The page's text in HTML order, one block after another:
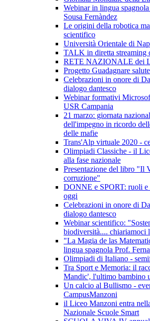
Webinar in lingua
Sousa Fernàndez
Le origini della robotica
scientifico
Università Orientale di
TALK in diretta
RETE NAZIONALE dei
Progetto Guadagnare
Celebrazioni in onore di
dialogo dantesco
Webinar formativi
USR Campania
21 marzo: giornata
dell'impegno in ricordo
delle mafie
Trans'Alp virtuale 2020 -
Olimpiadi Classiche - il
alla fase nazionale
Presentazione del libro "Il
corruzione"
DONNE e SPORT: ruoli e
oggi
Celebrazioni in onore di
dialogo dantesco
Webinar scientifico:
biodiversità.... chiariamoci
"La Magia de las
lingua spagnola Prof.
Olimpiadi di Italiano -
Tra Sport e Memoria: il
Mandic', l'ultimo bambino
Un calcio al Bullismo -
CampusManzoni
il Liceo Manzoni entra
Nazionale Scuole Smart